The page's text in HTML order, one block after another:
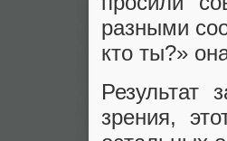
разными
кто ты?»
Результат
зрения,